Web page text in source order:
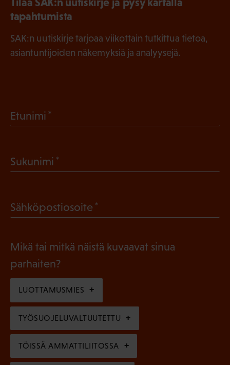
tapahtumista
SAK:n uutiskirje tarjoaa viikottain tutkittua tietoa,
asiantuntijoiden näkemyksiä ja analyysejä.
Etunimi
l
n
e
)
Sukunimi
k
l
i
n
e
n
)
Sähköpostiosoite
l
i
n
e
Mikä tai mitkä näistä kuvaavat sinua
parhaiten?
LUOTTAMUSMIES
TYÖSUOJELUVALTUUTETTU
TÖISSÄ AMMATTILIITOSSA